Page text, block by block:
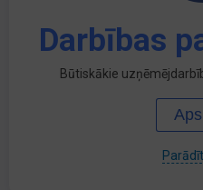
Darbības
Būtiskākie